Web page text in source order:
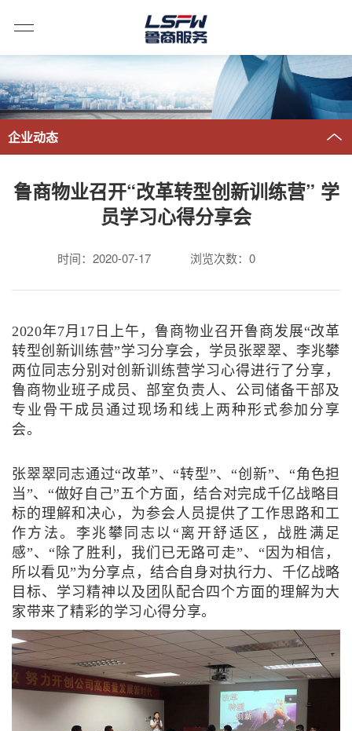
企业动态
鲁商物业召开“改革转型创新训练营” 学
员学习心得分享会
时间：2020-07-17 浏览次数： 0
2020年7月17日上午，鲁商物业召开鲁商发展“改革
转型创新训练营”学习分享会，学员张翠翠、李兆攀
两位同志分别对创新训练营学习心得进行了分享，
鲁商物业班子成员、部室负责人、公司储备干部及
专业骨干成员通过现场和线上两种形式参加分享
会。
张翠翠同志通过“改革”、“转型”、“创新”、“角色担
当”、“做好自己”五个方面，结合对完成千亿战略目
标的理解和决心，为参会人员提供了工作思路和工
作方法。李兆攀同志以“离开舒适区，战胜满足
感”、“除了胜利，我们已无路可走”、“因为相信，
所以看见”为分享点，结合自身对执行力、千亿战略
目标、学习精神以及团队配合四个方面的理解为大
家带来了精彩的学习心得分享。